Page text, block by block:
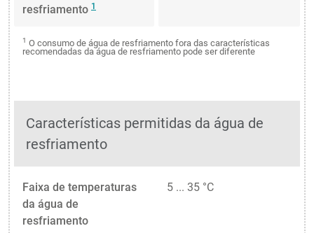
resfriamento 1
1 O consumo de água de resfriamento fora das características
recomendadas da água de resfriamento pode ser diferente
Características permitidas da água de
resfriamento
Faixa de temperaturas
da água de
resfriamento
5 ... 35 °C